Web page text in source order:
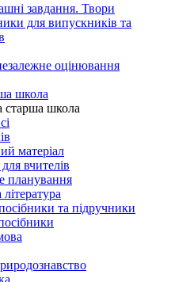
завдання. Твори
для випускників та
оцінювання
школа
старша школа
матеріал
вчителів
планування
та підручники